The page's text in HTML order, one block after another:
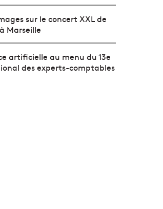
sur le concert XXL de
Marseille
artificielle au menu du 13e
des experts-comptables